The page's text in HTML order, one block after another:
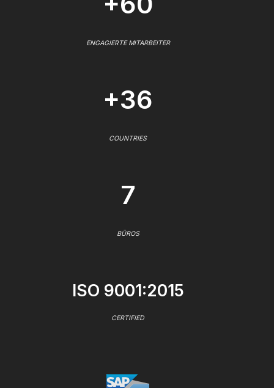
ENGAGIERTE MITARBEITER
+36
COUNTRIES
7
BÜROS
ISO 9001:2015
CERTIFIED